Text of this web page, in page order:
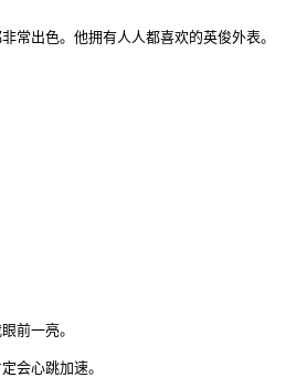
常出色。他拥有人人都喜欢的英俊外表。
前一亮。
会心跳加速。